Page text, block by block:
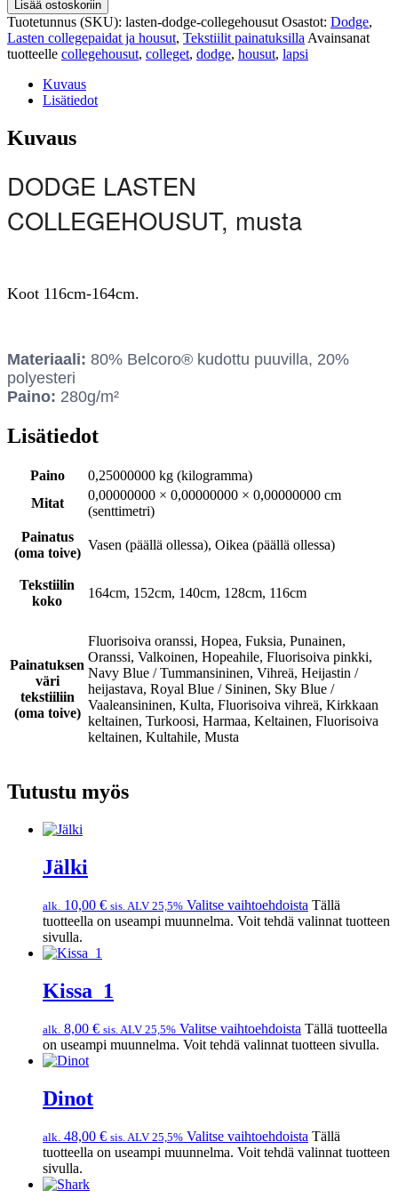
Lisää ostoskoriin
Tuotetunnus (SKU): lasten-dodge-collegehousut Osastot: Dodge,
Lasten collegepaidat ja housut, Tekstiilit painatuksilla Avainsanat
tuotteelle collegehousut, colleget, dodge, housut, lapsi
Kuvaus
Lisätiedot
Kuvaus
DODGE LASTEN
COLLEGEHOUSUT, musta
Koot 116cm-164cm.
Materiaali: 80% Belcoro® kudottu puuvilla, 20%
polyesteri
Paino: 280g/m²
Lisätiedot
Paino
0,25000000 kg (kilogramma)
Mitat
0,00000000 × 0,00000000 × 0,00000000 cm
(senttimetri)
Painatus
(oma toive)
Vasen (päällä ollessa), Oikea (päällä ollessa)
Tekstiilin
koko
164cm, 152cm, 140cm, 128cm, 116cm
Painatuksen
väri
tekstiiliin
(oma toive)
Fluorisoiva oranssi, Hopea, Fuksia, Punainen,
Oranssi, Valkoinen, Hopeahile, Fluorisoiva pinkki,
Navy Blue / Tummansininen, Vihreä, Heijastin /
heijastava, Royal Blue / Sininen, Sky Blue /
Vaaleansininen, Kulta, Fluorisoiva vihreä, Kirkkaan
keltainen, Turkoosi, Harmaa, Keltainen, Fluorisoiva
keltainen, Kultahile, Musta
Tutustu myös
Jälki
alk. 10,00 € sis. ALV 25,5% Valitse vaihtoehdoista Tällä
tuotteella on useampi muunnelma. Voit tehdä valinnat tuotteen
sivulla.
Kissa_1
alk. 8,00 € sis. ALV 25,5% Valitse vaihtoehdoista Tällä tuotteella
on useampi muunnelma. Voit tehdä valinnat tuotteen sivulla.
Dinot
alk. 48,00 € sis. ALV 25,5% Valitse vaihtoehdoista Tällä
tuotteella on useampi muunnelma. Voit tehdä valinnat tuotteen
sivulla.